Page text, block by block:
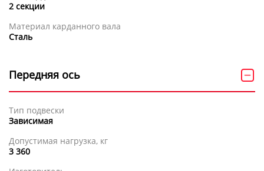
2 секции
Материал карданного вала
Сталь
Передняя ось
Тип подвески
Зависимая
Допустимая нагрузка, кг
3 360